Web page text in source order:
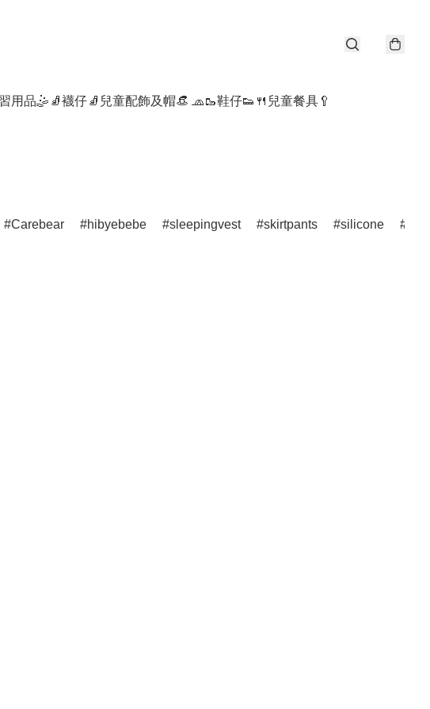
用品🤹 🧦襪仔🧦 兒童配飾及帽👒 🧢🥾鞋仔👟 🍴兒童餐具🥄
Carebear hibyebebe sleepingvest skirtpants silicone